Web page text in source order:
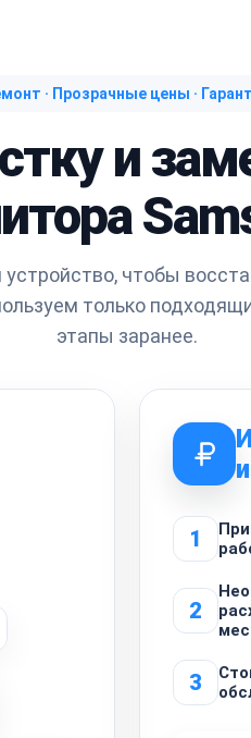
· Прозрачные цены ·
и
чтобы
только
этапы заранее.
1
2
3